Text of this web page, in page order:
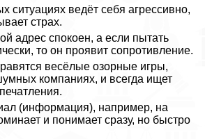
ситуациях ведёт себя агрессивно,
страх.
адрес спокоен, а если пытать
то он проявит сопротивление.
весёлые озорные игры,
компаниях, и всегда ищет
(информация), например, на
и понимает сразу, но быстро